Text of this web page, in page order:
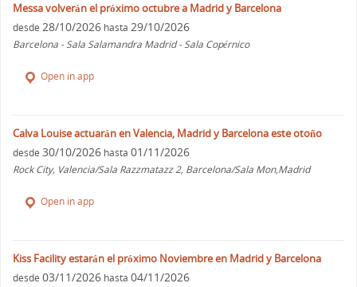
Messa volverán el próximo octubre a Madrid y Barcelona
desde 28/10/2026 hasta 29/10/2026
Barcelona - Sala Salamandra Madrid - Sala Copérnico
Open in app
Calva Louise actuarán en Valencia, Madrid y Barcelona este otoño
desde 30/10/2026 hasta 01/11/2026
Rock City, Valencia/Sala Razzmatazz 2, Barcelona/Sala Mon,Madrid
Open in app
Kiss Facility estarán el próximo Noviembre en Madrid y Barcelona
desde 03/11/2026 hasta 04/11/2026